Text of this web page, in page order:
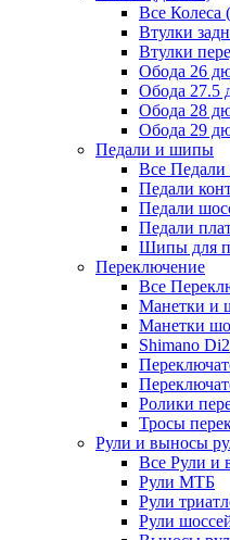
Все Колеса
Втулки
Втулки
Обода 26
Обода 27.5
Обода 28
Обода 29
Педали и шипы
Все
Педали
Педали
Педали
Шипы для
Переключение
Все
Манетки и
Манетки
Shimano Di2
Ролики
Тросы
Рули и выносы
Все Рули и
Рули МТБ
Рули
Рули